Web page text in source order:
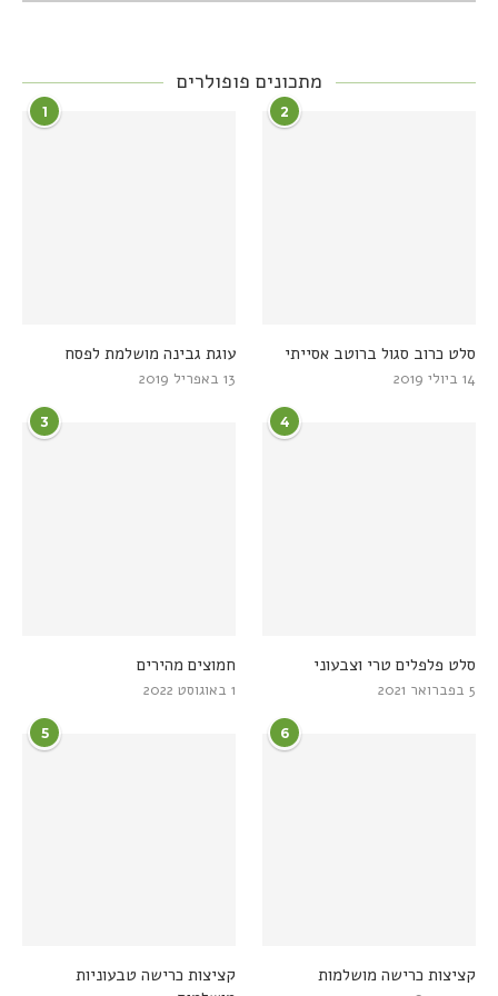
מתכונים פופולרים
1
עוגת גבינה מושלמת לפסח
13 באפריל 2019
2
סלט כרוב סגול ברוטב אסייתי
14 ביולי 2019
3
חמוצים מהירים
1 באוגוסט 2022
4
סלט פלפלים טרי וצבעוני
5 בפברואר 2021
5
קציצות כרישה טבעוניות
6
קציצות כרישה מושלמות